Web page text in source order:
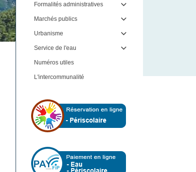
Formalités administratives 
Marchés publics 
Urbanisme 
Service de l'eau 
Numéros utiles
L'intercommunalité